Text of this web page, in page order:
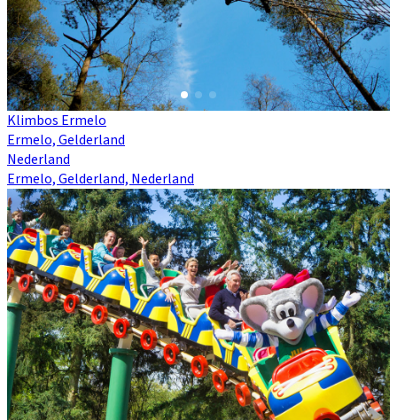
Klimbos Ermelo
Ermelo, Gelderland
Nederland
Ermelo, Gelderland, Nederland